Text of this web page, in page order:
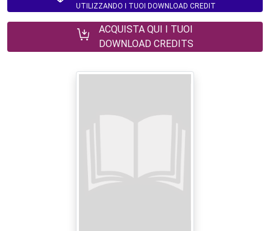
UTILIZZANDO I TUOI DOWNLOAD CREDIT
ACQUISTA QUI I TUOI
DOWNLOAD CREDITS